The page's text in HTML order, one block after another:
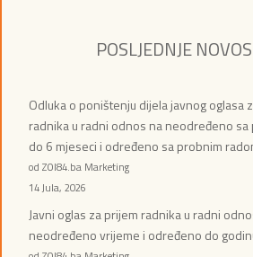
POSLJEDNJE
Odluka o poništenju dijela javnog oglasa
radnika u radni odnos na neodređeno
do 6 mjeseci i određeno sa probnim
od ZOI84.ba Marketing
14 Jula, 2026
Javni oglas za prijem radnika u radni
neodređeno vrijeme i određeno do